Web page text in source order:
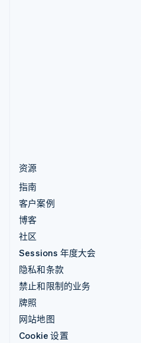
资源
指南
客户案例
博客
社区
Sessions 年度大会
隐私和条款
禁止和限制的业务
牌照
网站地图
Cookie 设置